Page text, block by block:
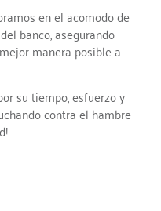
en el acomodo de
banco, asegurando
manera posible a
su tiempo, esfuerzo y
contra el hambre